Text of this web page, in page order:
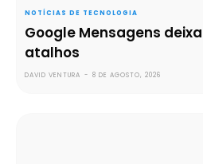
NOTÍCIAS DE TECNOLOGIA
Google Mensagens
atalhos
DAVID VENTURA - 8 DE AGOSTO, 2026